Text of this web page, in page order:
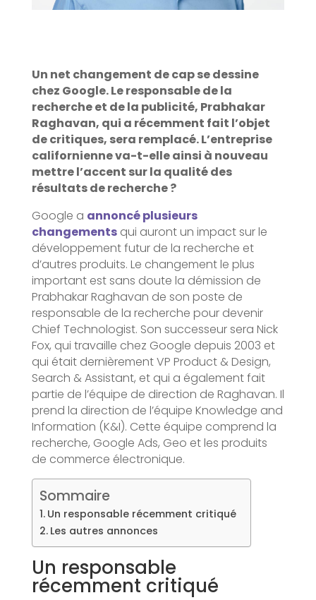
Un net changement de cap se dessine
chez Google. Le responsable de la
recherche et de la publicité, Prabhakar
Raghavan, qui a récemment fait l’objet
de critiques, sera remplacé. L’entreprise
californienne va-t-elle ainsi à nouveau
mettre l’accent sur la qualité des
résultats de recherche ?
Google a annoncé plusieurs
changementsqui auront un impact sur le
développement futur de la recherche et
d’autres produits. Le changement le plus
important est sans doute la démission de
Prabhakar Raghavan de son poste de
responsable de la recherche pour devenir
Chief Technologist. Son successeur sera Nick
Fox, qui travaille chez Google depuis 2003 et
qui était dernièrement VP Product & Design,
Search & Assistant, et qui a également fait
partie de l’équipe de direction de Raghavan. Il
prend la direction de l’équipe Knowledge and
Information (K&I). Cette équipe comprend la
recherche, Google Ads, Geo et les produits
de commerce électronique.
Sommaire
Un responsable récemment critiqué
Les autres annonces
Un responsable
récemment critiqué